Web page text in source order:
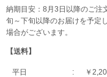
納期目安：8月3日以降のご注
旬～下旬以降のお届けを予定
場合がございます。
【送料】
平日
￥